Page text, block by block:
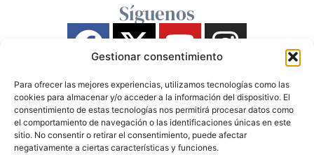
Gestionar consentimiento
Para ofrecer las mejores experiencias, utilizamos tecnologías como las
cookies para almacenar y/o acceder a la información del dispositivo. El
consentimiento de estas tecnologías nos permitirá procesar datos como
el comportamiento de navegación o las identificaciones únicas en este
sitio. No consentir o retirar el consentimiento, puede afectar
negativamente a ciertas características y funciones.
Síguenos